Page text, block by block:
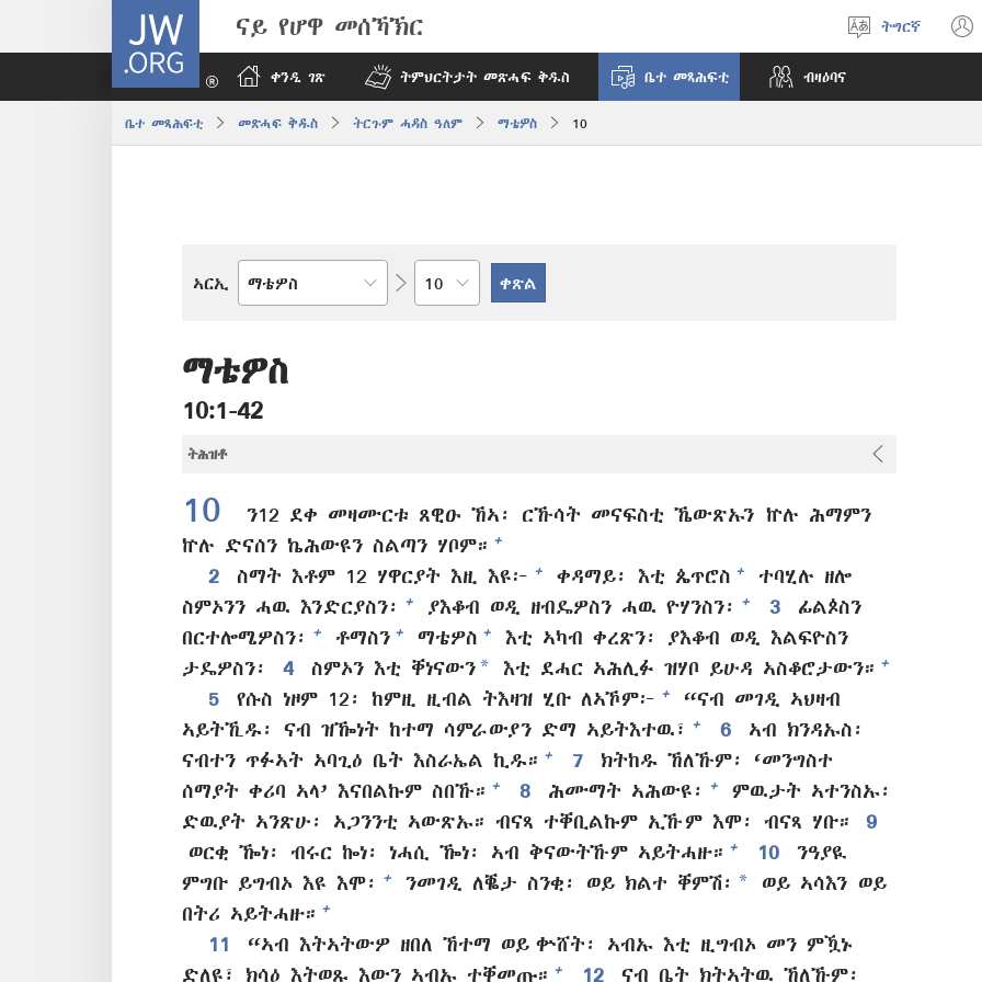
JW.ORG ናይ የሆዋ መሰኻኽር
ቋንቋ
ትግርኛ
ቀንዲ ገጽ ትምህርትታት መጽሓፍ ቅዱስ ቤተ መጻሕፍቲ ብዛዕባና
ቤተ መጻሕፍቲ መጽሓፍ ቅዱስ ትርጉም ሓዳስ ዓለም ማቴዎስ 10
ኣርኢ
መጻሕፍቲ
ምዕራፍ
ማቴዎስ
10:1-42
ትሕዝቶ
10
ን12 ደቀ መዛሙርቱ ጸዊዑ ኸኣ፡ ርኹሳት መናፍስቲ ኼውጽኡን ኵሉ ሕማምን
ኵሉ ድናሰን ኬሕውዩን ስልጣን ሃቦም። +
2 ስማት እቶም 12 ሃዋርያት እዚ እዩ፦ + ቀዳማይ፡ እቲ ጴጥሮስ +
ተባሂሉ ዘሎ
ስምኦንን ሓዉ እንድርያስን፡
+ ያእቆብ ወዲ ዘብዴዎስን ሓዉ ዮሃንስን፡ + 3
ፊልጶስን
በርተሎሜዎስን፡
+ ቶማስን + ማቴዎስ +
እቲ ኣካብ ቀረጽን፡ ያእቆብ ወዲ እልፍዮስን
ታዴዎስን፡
4 ስምኦን እቲ ቐነናውን * እቲ ደሓር ኣሕሊፉ ዝሃቦ ይሁዳ ኣስቆሮታውን። +
5 የሱስ ነዞም 12፡ ከምዚ ዚብል ትእዛዝ ሂቡ ለኣኾም፦ +
“ናብ መገዲ ኣህዛብ
ኣይትኺዱ፡ ናብ ዝዀነት ከተማ ሳምራውያን ድማ ኣይትእተዉ፣
+ 6
ኣብ ክንዳኡስ፡
ናብተን ጥፉኣት ኣባጊዕ ቤት እስራኤል ኪዱ። + 7
ክትከዱ ኸለኹም፡ ‘መንግስተ
ሰማያት ቀሪባ ኣላ’ እናበልኩም ስበኹ። + 8 ሕሙማት ኣሕውዩ፡ +
ምዉታት ኣተንስኡ፡
ድዉያት ኣንጽሁ፡ ኣጋንንቲ ኣውጽኡ። ብናጻ ተቐቢልኩም ኢኹም እሞ፡ ብናጻ ሃቡ።
9
ወርቂ ዀነ፡ ብሩር ኰነ፡ ነሓሲ ዀነ፡ ኣብ ቅናውትኹም ኣይትሓዙ። + 10
ንዓያዪ
ምግቡ ይግብኦ እዩ እሞ፡
+ ንመገዲ ለቘታ ስንቂ፡ ወይ ክልተ ቐምሽ፡ *
ወይ ኣሳእን ወይ
በትሪ ኣይትሓዙ። +
11
“ኣብ እትኣትውዎ ዘበለ ኸተማ ወይ ቍሸት፡ ኣብኡ እቲ ዚግብኦ መን ምዃኑ
ድለዩ፣ ክሳዕ እትወጹ እውን ኣብኡ ተቐመጡ። + 12
ናብ ቤት ክትኣትዉ ኸለኹም፡